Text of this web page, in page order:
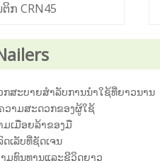
ກ CRN45
ສະບາຍສໍາລັບການນໍາໃຊ້ທີ່ຍາວນານ
ວາມສະດວກຂອງຜູ້ໃຊ້
ເມື່ອຍ​ລ້າ​ຂອງ​ມື​
ເລັບທີ່ຊັດເຈນ
ມທົນທານແລະຊີວິດຍາວ